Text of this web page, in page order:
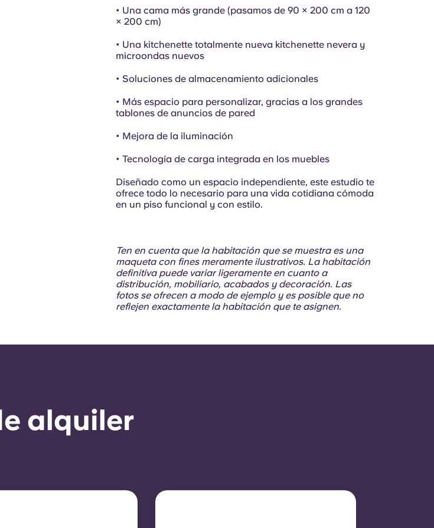
• Una cama más grande (pasamos de 90 × 200 cm a 120
× 200 cm)
• Una kitchenette totalmente nueva kitchenette nevera y
microondas nuevos
• Soluciones de almacenamiento adicionales
• Más espacio para personalizar, gracias a los grandes
tablones de anuncios de pared
• Mejora de la iluminación
• Tecnología de carga integrada en los muebles
Diseñado como un espacio independiente, este estudio te
ofrece todo lo necesario para una vida cotidiana cómoda
en un piso funcional y con estilo.
Ten en cuenta que la habitación que se muestra es una
maqueta con fines meramente ilustrativos. La habitación
definitiva puede variar ligeramente en cuanto a
distribución, mobiliario, acabados y decoración. Las
fotos se ofrecen a modo de ejemplo y es posible que no
reflejen exactamente la habitación que te asignen.
alquiler